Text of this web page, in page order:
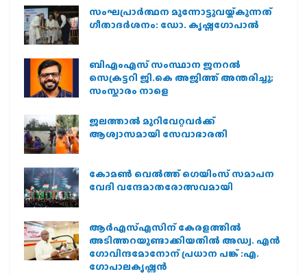
സംഘപ്രാര്‍ത്ഥന മുന്നോട്ടുവയ്ക്കുന്നത്
ഗീതാദര്‍ശനം: ഡോ. കൃഷ്ണഗോപാല്‍
ബിഎംഎസ് സംസ്ഥാന ജനറൽ
സെക്രട്ടറി ജി.കെ അജിത്ത് അന്തരിച്ചു;
സംസ്കാരം നാളെ
ജലത്താല്‍ മുറിവേറ്റവര്‍ക്ക്
ആശ്വാസമായി സേവാഭാരതി
കോമൺ വെൽത്ത് ഗെയിംസ് സമാപന
വേദി വന്ദേമാതരോത്സവമായി
ആര്‍എസ്എസിന് കേരളത്തില്‍
അടിത്തറയുണ്ടാക്കിയതില്‍ അഡ്വ. എന്‍
ഗോവിന്ദമോനോന് പ്രധാന പങ്ക് :എ.
ഗോപാലകൃഷ്ണന്‍